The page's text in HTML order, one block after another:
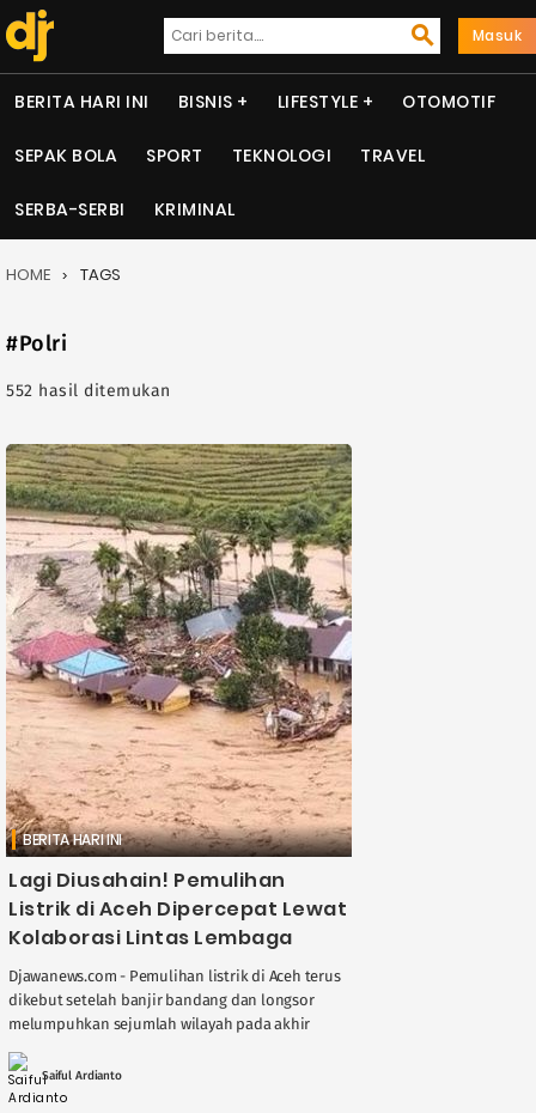
Masuk
BERITA HARI INI BISNIS LIFESTYLE OTOMOTIF
SEPAK BOLA SPORT TEKNOLOGI TRAVEL
SERBA-SERBI KRIMINAL
HOME TAGS
#Polri
552 hasil ditemukan
BERITA HARI INI
Lagi Diusahain! Pemulihan
Listrik di Aceh Dipercepat Lewat
Kolaborasi Lintas Lembaga
Djawanews.com - Pemulihan listrik di Aceh terus
dikebut setelah banjir bandang dan longsor
melumpuhkan sejumlah wilayah pada akhir
Provinsi Aceh, TNI, ....
Saiful Ardianto